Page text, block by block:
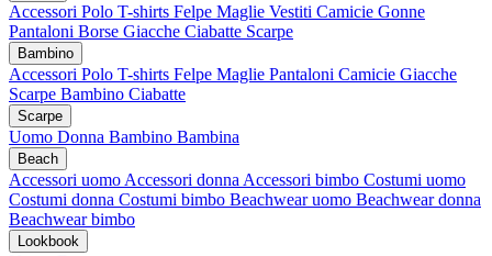
Accessori Polo T-shirts Felpe Maglie Vestiti Camicie Gonne
Pantaloni Borse Giacche Ciabatte Scarpe
Bambino
Accessori Polo T-shirts Felpe Maglie Pantaloni Camicie Giacche
Scarpe Bambino Ciabatte
Scarpe
Uomo Donna Bambino Bambina
Beach
Accessori uomo Accessori donna Accessori bimbo Costumi uomo
Costumi donna Costumi bimbo Beachwear uomo Beachwear donna
Beachwear bimbo
Lookbook